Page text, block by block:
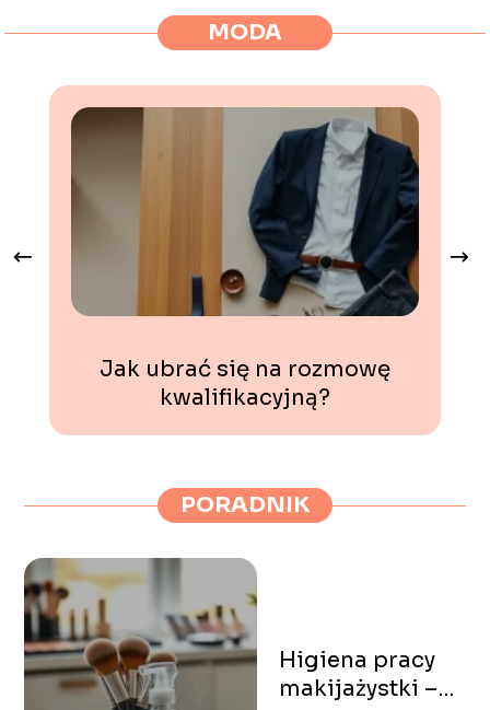
MODA
Jak ubrać się na rozmowę
kwalifikacyjną?
PORADNIK
Higiena pracy
makijażystki –